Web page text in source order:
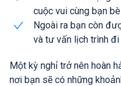
cuộc vui cùng bạn
Ngoài ra bạn còn
và tư vấn lịch trình
Một kỳ nghỉ trở nên hoàn
nơi bạn sẽ có những